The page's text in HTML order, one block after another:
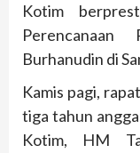
Kotim
Perencanaan
Burhanudin di
Kamis pagi,
tiga tahun
Kotim, HM